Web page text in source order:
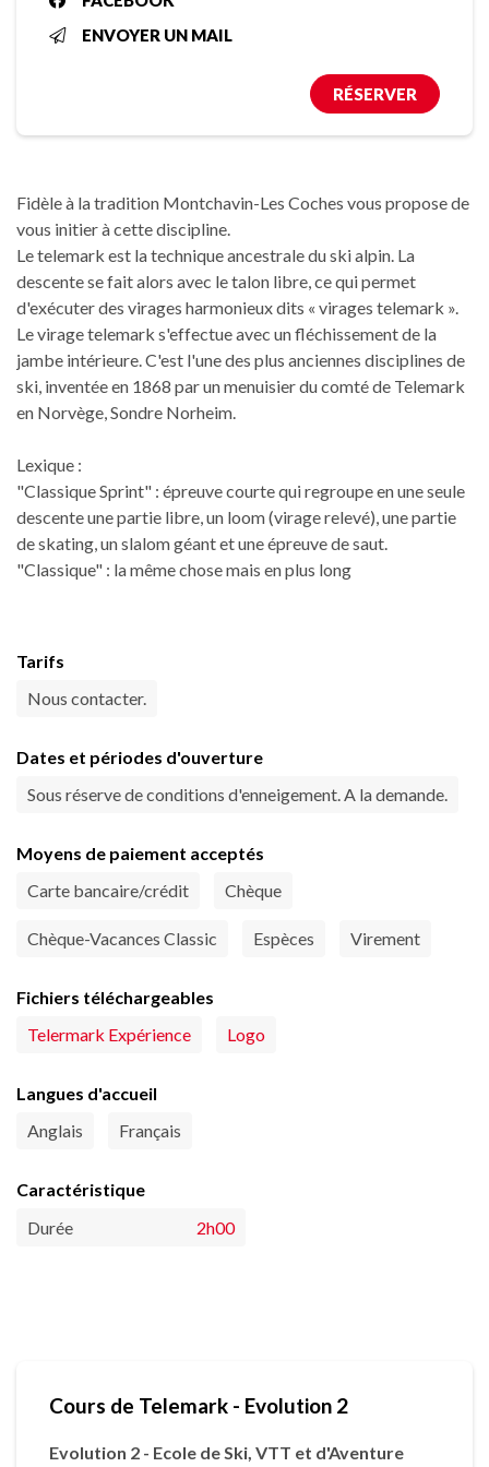
ENVOYER UN MAIL
RÉSERVER
Fidèle à la tradition Montchavin-Les Coches vous propose de
vous initier à cette discipline.
Le telemark est la technique ancestrale du ski alpin. La
descente se fait alors avec le talon libre, ce qui permet
d'exécuter des virages harmonieux dits « virages telemark ».
Le virage telemark s'effectue avec un fléchissement de la
jambe intérieure. C'est l'une des plus anciennes disciplines de
ski, inventée en 1868 par un menuisier du comté de Telemark
en Norvège, Sondre Norheim.
Lexique :
"Classique Sprint" : épreuve courte qui regroupe en une seule
descente une partie libre, un loom (virage relevé), une partie
de skating, un slalom géant et une épreuve de saut.
"Classique" : la même chose mais en plus long
Tarifs
Nous contacter.
Dates et périodes d'ouverture
Sous réserve de conditions d'enneigement. A la demande.
Moyens de paiement acceptés
Carte bancaire/crédit
Chèque
Chèque-Vacances Classic Espèces Virement
Fichiers téléchargeables
Telermark Expérience
Logo
Langues d'accueil
Anglais
Français
Caractéristique
Durée
2h00
Cours de Telemark - Evolution 2
Evolution 2 - Ecole de Ski, VTT et d'Aventure